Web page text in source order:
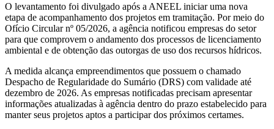
O levantamento foi divulgado após a ANEEL iniciar uma nova
etapa de acompanhamento dos projetos em tramitação. Por meio do
Ofício Circular nº 05/2026, a agência notificou empresas do setor
para que comprovem o andamento dos processos de licenciamento
ambiental e de obtenção das outorgas de uso dos recursos hídricos.
A medida alcança empreendimentos que possuem o chamado
Despacho de Regularidade do Sumário (DRS) com validade até
dezembro de 2026. As empresas notificadas precisam apresentar
informações atualizadas à agência dentro do prazo estabelecido para
manter seus projetos aptos a participar dos próximos certames.